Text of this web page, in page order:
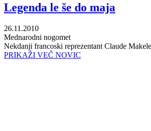
Legenda le še do maja
26.11.2010
Mednarodni nogomet
Nekdanji francoski reprezentant Claude
PRIKAŽI VEČ NOVIC